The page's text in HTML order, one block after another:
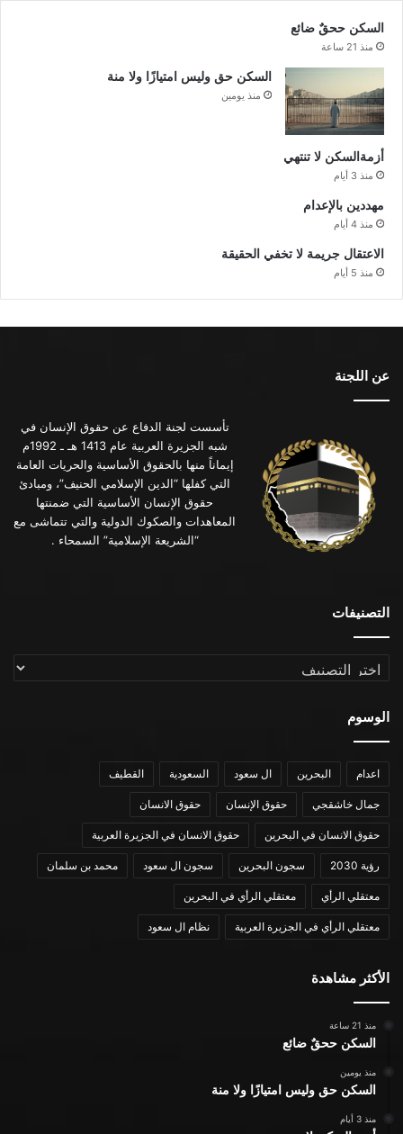
السكن ححقٌ ضائع
منذ 21 ساعة
السكن حق وليس امتيازًا ولا منة
منذ يومين
أزمةالسكن لا تنتهي
منذ 3 أيام
مهددين بالإعدام
منذ 4 أيام
الاعتقال جريمة لا تخفي الحقيقة
منذ 5 أيام
عن اللجنة
تأسست لجنة الدفاع عن حقوق الإنسان في
شبه الجزيرة العربية عام 1413 هـ ـ 1992م
إيماناً منها بالحقوق الأساسية والحريات العامة
التي كفلها “الدين الإسلامي الحنيف”، ومبادئ
حقوق الإنسان الأساسية التي ضمنتها
المعاهدات والصكوك الدولية والتي تتماشى مع
“الشريعة الإسلامية” السمحاء .
التصنيفات
التصنيفات
الوسوم
اعدام البحرين ال سعود السعودية القطيف
جمال خاشقجي حقوق الإنسان حقوق الانسان
حقوق الانسان في البحرين حقوق الانسان في الجزيرة العربية
رؤية 2030 سجون البحرين سجون ال سعود محمد بن سلمان
معتقلي الرأي معتقلي الرأي في البحرين
معتقلي الرأي في الجزيرة العربية نظام ال سعود
الأكثر مشاهدة
منذ 21 ساعة
السكن ححقٌ ضائع
منذ يومين
السكن حق وليس امتيازًا ولا منة
منذ 3 أيام